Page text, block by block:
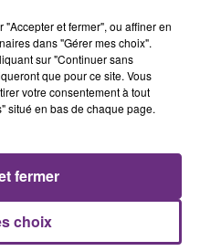
12h11
12h11
et fermer", ou affiner en
dans "Gérer mes choix".
sur "Continuer sans
que pour ce site. Vous
votre consentement à tout
situé en bas de chaque page.
choix
fermer